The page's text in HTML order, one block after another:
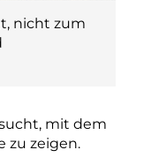
nicht zum
mit dem
zu zeigen.